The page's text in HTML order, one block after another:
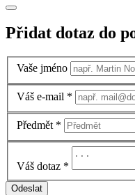
Přidat dotaz do
Vaše jméno
Váš e-mail *
Předmět *
Váš dotaz *
Odeslat